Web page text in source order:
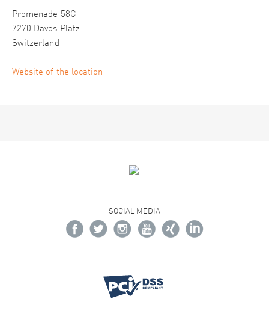
Promenade 58C
7270 Davos Platz
Switzerland
Website of the location
SOCIAL MEDIA